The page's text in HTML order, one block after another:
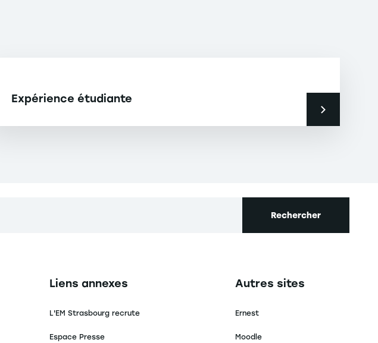
Expérience étudiante
Rechercher
Navigation secondaire footer
Liens annexes
L'EM Strasbourg recrute
Espace Presse
Navigation tertiaire footer
Autres sites
Ernest
Moodle